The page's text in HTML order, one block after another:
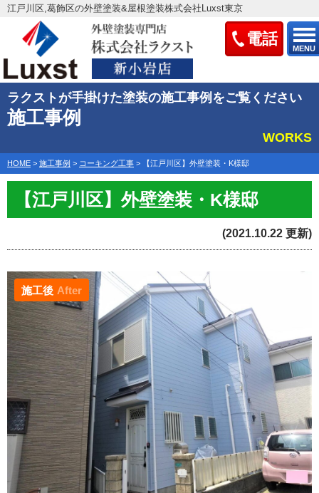
電話
MENU
江戸川区,葛飾区の外壁塗装&屋根塗装株式会社Luxst東京
ラクストが手掛けた塗装の施工事例をご覧ください
施工事例
WORKS
HOME > 施工事例 > コーキング工事 > 【江戸川区】外壁塗装・K様邸
【江戸川区】外壁塗装・K様邸
(2021.10.22 更新)
施工後 After